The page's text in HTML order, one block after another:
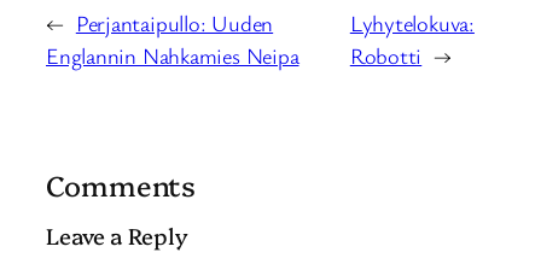
← Perjantaipullo: Uuden
Englannin Nahkamies Neipa
Lyhytelokuva:
Robotti →
Comments
Leave a Reply